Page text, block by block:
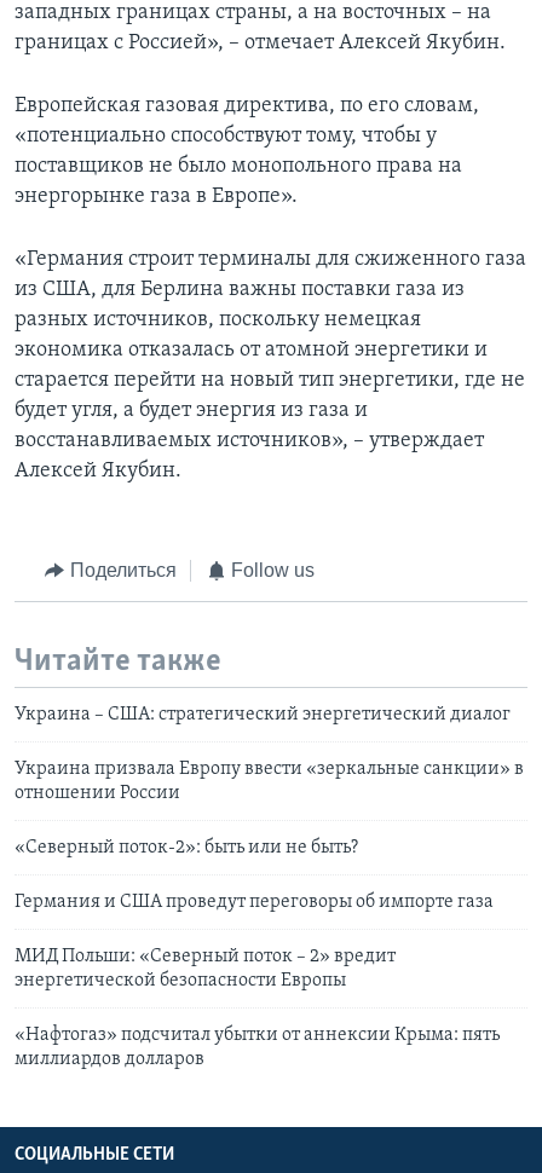
западных границах страны, а на восточных – на
границах с Россией», – отмечает Алексей Якубин.
Европейская газовая директива, по его словам,
«потенциально способствуют тому, чтобы у
поставщиков не было монопольного права на
энергорынке газа в Европе».
«Германия строит терминалы для сжиженного газа
из США, для Берлина важны поставки газа из
разных источников, поскольку немецкая
экономика отказалась от атомной энергетики и
старается перейти на новый тип энергетики, где не
будет угля, а будет энергия из газа и
восстанавливаемых источников», – утверждает
Алексей Якубин.
Поделиться Follow us
Читайте также
Украина – США: стратегический энергетический диалог
Украина призвала Европу ввести «зеркальные санкции» в
отношении России
«Северный поток-2»: быть или не быть?
Германия и США проведут переговоры об импорте газа
МИД Польши: «Северный поток – 2» вредит
энергетической безопасности Европы
«Нафтогаз» подсчитал убытки от аннексии Крыма: пять
миллиардов долларов
СОЦИАЛЬНЫЕ СЕТИ